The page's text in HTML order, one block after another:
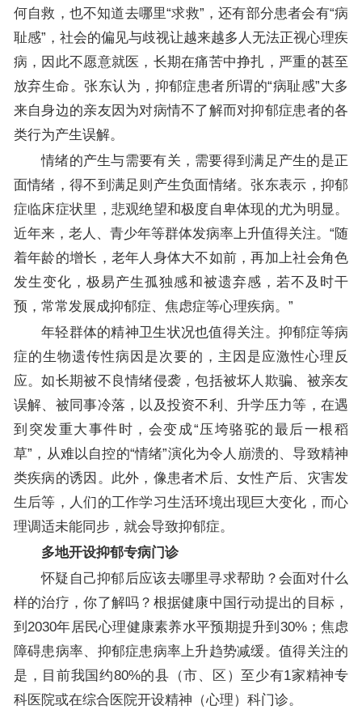
何自救，也不知道去哪里“求救”，还有部分患者会有“病
耻感”，社会的偏见与歧视让越来越多人无法正视心理疾
病，因此不愿意就医，长期在痛苦中挣扎，严重的甚至
放弃生命。张东认为，抑郁症患者所谓的“病耻感”大多
来自身边的亲友因为对病情不了解而对抑郁症患者的各
类行为产生误解。
情绪的产生与需要有关，需要得到满足产生的是正
面情绪，得不到满足则产生负面情绪。张东表示，抑郁
症临床症状里，悲观绝望和极度自卑体现的尤为明显。
近年来，老人、青少年等群体发病率上升值得关注。“随
着年龄的增长，老年人身体大不如前，再加上社会角色
发生变化，极易产生孤独感和被遗弃感，若不及时干
预，常常发展成抑郁症、焦虑症等心理疾病。”
年轻群体的精神卫生状况也值得关注。抑郁症等病
症的生物遗传性病因是次要的，主因是应激性心理反
应。如长期被不良情绪侵袭，包括被坏人欺骗、被亲友
误解、被同事冷落，以及投资不利、升学压力等，在遇
到突发重大事件时，会变成“压垮骆驼的最后一根稻
草”，从难以自控的“情绪”演化为令人崩溃的、导致精神
类疾病的诱因。此外，像患者术后、女性产后、灾害发
生后等，人们的工作学习生活环境出现巨大变化，而心
理调适未能同步，就会导致抑郁症。
多地开设抑郁专病门诊
怀疑自己抑郁后应该去哪里寻求帮助？会面对什么
样的治疗，你了解吗？根据健康中国行动提出的目标，
到2030年居民心理健康素养水平预期提升到30%；焦虑
障碍患病率、抑郁症患病率上升趋势减缓。值得关注的
是，目前我国约80%的县（市、区）至少有1家精神专
科医院或在综合医院开设精神（心理）科门诊。